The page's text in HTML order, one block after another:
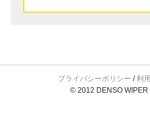
プライバシーポリシー /利
© 2012 DENSO WIPER